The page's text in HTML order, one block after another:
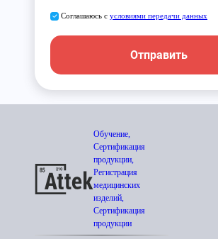
Соглашаюсь с условиями передачи данных
Отправить
Обучение,
Сертификация
продукции,
Регистрация
медицинских
изделий,
Сертификация
продукции